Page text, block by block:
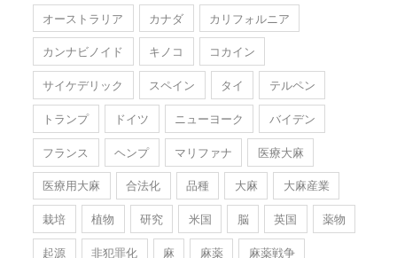
オーストラリア
カナダ
カリフォルニア
カンナビノイド
キノコ
コカイン
サイケデリック
スペイン タイ
テルペン
トランプ
ドイツ ニューヨーク
バイデン
フランス
ヘンプ マリファナ
医療大麻
医療用大麻
合法化 品種 大麻
大麻産業
栽培
植物 研究 米国 脳 英国
薬物
起源
非犯罪化 麻 麻薬 麻薬戦争